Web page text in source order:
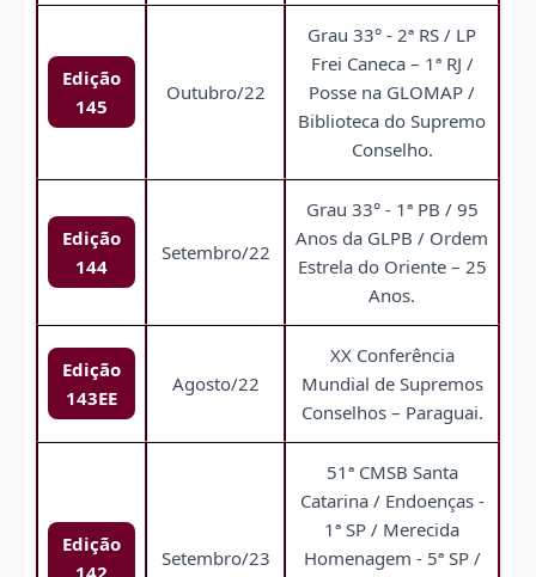
Edição
145
Outubro/22
Grau 33° - 2ª RS / LP
Frei Caneca – 1ª RJ /
Posse na GLOMAP /
Biblioteca do Supremo
Conselho.
Edição
144
Setembro/22
Grau 33° - 1ª PB / 95
Anos da GLPB / Ordem
Estrela do Oriente – 25
Anos.
Edição
143EE
Agosto/22
XX Conferência
Mundial de Supremos
Conselhos – Paraguai.
Edição
142
Setembro/23
51ª CMSB Santa
Catarina / Endoenças -
1ª SP / Merecida
Homenagem - 5ª SP /